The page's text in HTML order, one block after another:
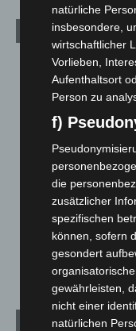
Kategorien
Blaulicht
Hannover und Region
Leserbriefe
Menschen
Über uns
Veranstaltungen
Archiv
natürliche
insbesondere,
wirtschaftlicher
Vorlieben,
Aufenthaltsort
Person zu
f)
die
zusätzlicher
spezifischen
können, sofern
gesondert
gewährleisten,
nicht einer
natürlichen